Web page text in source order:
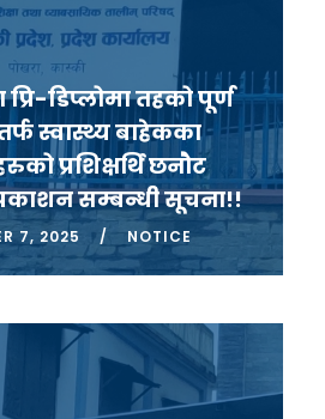
प्रि-डिप्लोमा तहको पूर्ण
स्वास्थ्य बाहेकका
प्रशिक्षर्थि छनौट
सम्बन्धी सूचना!!
7, 2025 NOTICE